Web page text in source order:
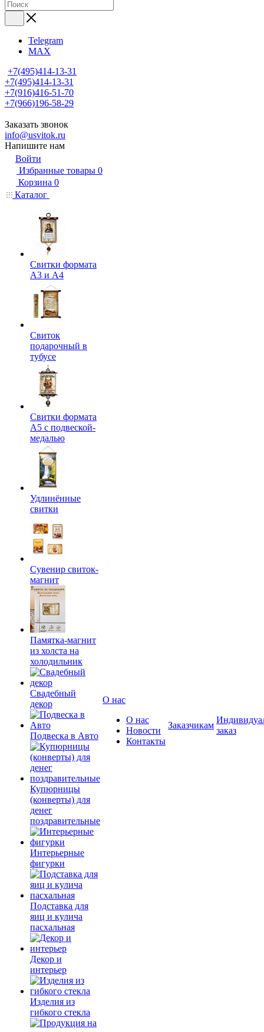
Telegram
MAX
+7(495)414-13-31
+7(495)414-13-31
+7(916)416-51-70
+7(966)196-58-29
Заказать звонок
info@usvitok.ru
Напишите нам
Войти
Избранные товары 0
Корзина 0
Каталог
Свитки формата
А3 и А4
Свиток
подарочный в
тубусе
Свитки формата
А5 с подвеской-
медалью
Удлинённые
свитки
Сувенир свиток-
магнит
Памятка-магнит
из холста на
холодильник
Свадебный
декор
Подвеска в Авто
Купюрницы
(конверты) для
денег
поздравительные
Интерьерные
фигурки
Подставка для
яиц и кулича
пасхальная
Декор и
интерьер
Изделия из
гибкого стекла
О нас
О нас
Новости
Контакты
Заказчикам
заказ